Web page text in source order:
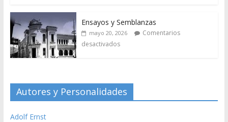
Ensayos y Semblanzas
mayo 20, 2026
Comentarios
desactivados
Autores y Personalidades
Adolf Ernst